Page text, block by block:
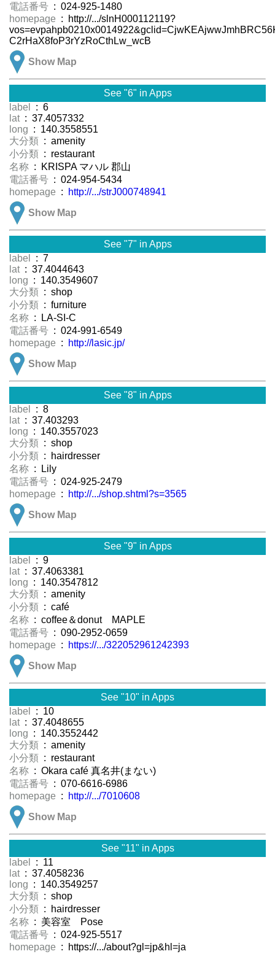
電話番号 : 024-925-1480
homepage : http://.../slnH000112119?
C2rHaX8foP3rYzRoCthLw_wcB
Show Map
See "6" in Apps
label
: 6
lat : 37.4057332
long : 140.3558551
大分類 : amenity
小分類 : restaurant
名称 : KRISPA マハル 郡山
電話番号 : 024-954-5434
homepage :
http://.../strJ000748941
Show Map
See "7" in Apps
label
: 7
lat : 37.4044643
long : 140.3549607
大分類 : shop
小分類 : furniture
名称 : LA-SI-C
電話番号 : 024-991-6549
homepage :
http://lasic.jp/
Show Map
See "8" in Apps
label
: 8
lat : 37.403293
long : 140.3557023
大分類 : shop
小分類 : hairdresser
名称 : Lily
電話番号 : 024-925-2479
homepage :
http://.../shop.shtml?s=3565
Show Map
See "9" in Apps
label
: 9
lat : 37.4063381
long : 140.3547812
大分類 : amenity
小分類 : café
名称 : coffee＆donut MAPLE
電話番号 : 090-2952-0659
homepage :
https://.../322052961242393
Show Map
See "10" in Apps
label
: 10
lat : 37.4048655
long : 140.3552442
大分類 : amenity
小分類 : restaurant
名称 : Okara café 真名井(まない)
電話番号 : 070-6616-6986
homepage :
http://.../7010608
Show Map
See "11" in Apps
label
: 11
lat : 37.4058236
long : 140.3549257
大分類 : shop
小分類 : hairdresser
名称 : 美容室 Pose
電話番号 : 024-925-5517
homepage : https://.../about?gl=jp&hl=ja